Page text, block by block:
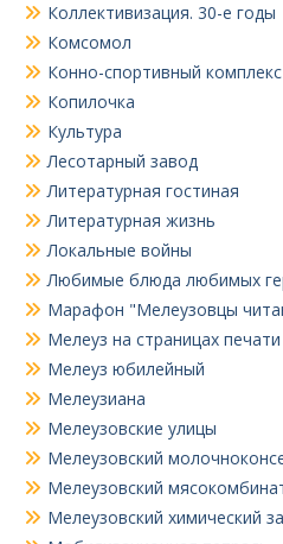
Коллективизация. 30-е годы
Комсомол
Конно-спортивный
Копилочка
Культура
Лесотарный завод
Литературная гостиная
Литературная жизнь
Локальные войны
Любимые блюда любимых
Марафон "Мелеузовцы
Мелеуз на страницах печати
Мелеуз юбилейный
Мелеузиана
Мелеузовские улицы
Мелеузовский
Мелеузовский
Мелеузовский химический